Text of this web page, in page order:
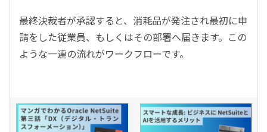
最終決裁者が承認すると、消耗品が発注され最初に申
請をした従業員、もしくはその部署へ届きます。この
ような一連の流れがワークフローです。